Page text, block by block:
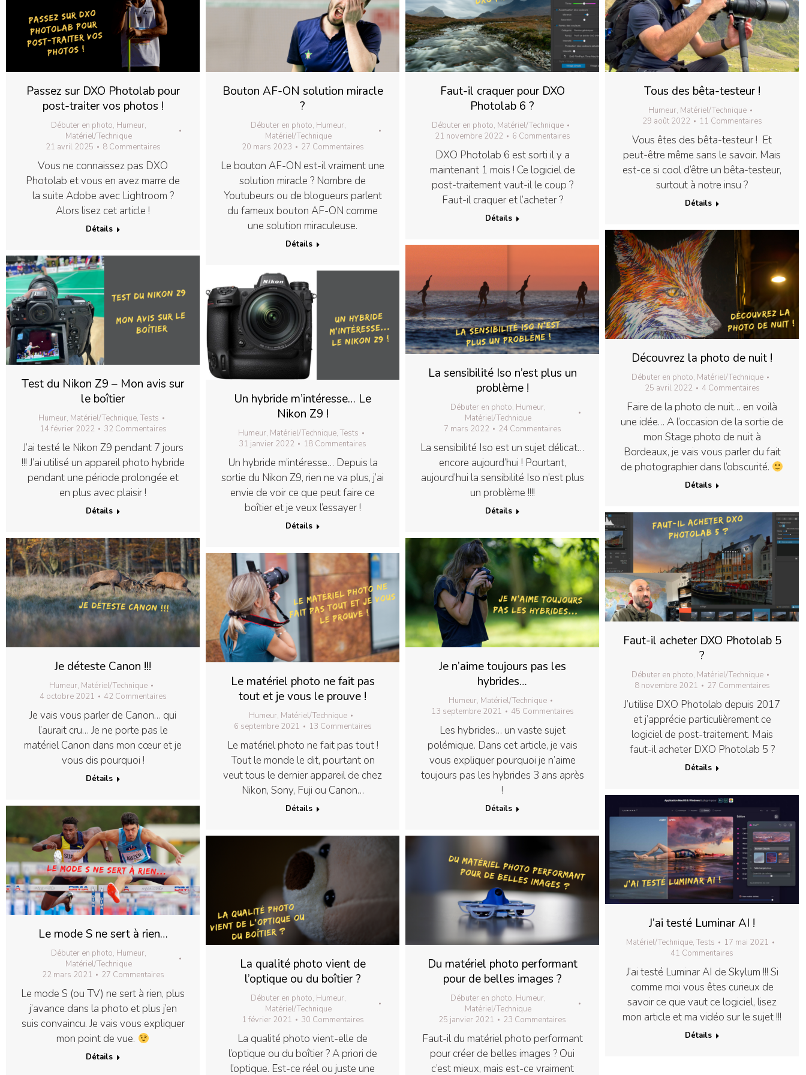
Passez sur DXO Photolab pour
post-traiter vos photos !
Débuter en photo, Humeur,
Matériel/Technique
21 avril 2025
8 Commentaires
Vous ne connaissez pas DXO
Photolab et vous en avez marre de
la suite Adobe avec Lightroom ?
Alors lisez cet article !
Détails
Bouton AF-ON solution miracle
?
Débuter en photo, Humeur,
Matériel/Technique
20 mars 2023
27 Commentaires
Le bouton AF-ON est-il vraiment une
solution miracle ? Nombre de
Youtubeurs ou de blogueurs parlent
du fameux bouton AF-ON comme
une solution miraculeuse.
Détails
Faut-il craquer pour DXO
Photolab 6 ?
Débuter en photo, Matériel/Technique
21 novembre 2022
6 Commentaires
DXO Photolab 6 est sorti il y a
maintenant 1 mois ! Ce logiciel de
post-traitement vaut-il le coup ?
Faut-il craquer et l’acheter ?
Détails
Tous des bêta-testeur !
Humeur, Matériel/Technique
29 août 2022
11 Commentaires
Vous êtes des bêta-testeur ! Et
peut-être même sans le savoir. Mais
est-ce si cool d’être un bêta-testeur,
surtout à notre insu ?
Détails
Découvrez la photo de nuit !
Débuter en photo, Matériel/Technique
25 avril 2022
4 Commentaires
Faire de la photo de nuit… en voilà
une idée… A l’occasion de la sortie de
mon Stage photo de nuit à
Bordeaux, je vais vous parler du fait
de photographier dans l’obscurité.
Détails
La sensibilité Iso n’est plus un
problème !
Débuter en photo, Humeur,
Matériel/Technique
7 mars 2022
24 Commentaires
La sensibilité Iso est un sujet délicat…
encore aujourd’hui ! Pourtant,
aujourd’hui la sensibilité Iso n’est plus
un problème !!!!
Détails
Test du Nikon Z9 – Mon avis sur
le boîtier
Humeur, Matériel/Technique, Tests
14 février 2022
32 Commentaires
J’ai testé le Nikon Z9 pendant 7 jours
!!! J’ai utilisé un appareil photo hybride
pendant une période prolongée et
en plus avec plaisir !
Détails
Un hybride m’intéresse… Le
Nikon Z9 !
Humeur, Matériel/Technique, Tests
31 janvier 2022
18 Commentaires
Un hybride m’intéresse… Depuis la
sortie du Nikon Z9, rien ne va plus, j’ai
envie de voir ce que peut faire ce
boîtier et je veux l’essayer !
Détails
Faut-il acheter DXO Photolab 5
?
Débuter en photo, Matériel/Technique
8 novembre 2021
27 Commentaires
J’utilise DXO Photolab depuis 2017
et j’apprécie particulièrement ce
logiciel de post-traitement. Mais
faut-il acheter DXO Photolab 5 ?
Détails
Je déteste Canon !!!
Humeur, Matériel/Technique
4 octobre 2021
42 Commentaires
Je vais vous parler de Canon… qui
l’aurait cru… Je ne porte pas le
matériel Canon dans mon cœur et je
vous dis pourquoi !
Détails
Je n’aime toujours pas les
hybrides…
Humeur, Matériel/Technique
13 septembre 2021
45 Commentaires
Les hybrides… un vaste sujet
polémique. Dans cet article, je vais
vous expliquer pourquoi je n’aime
toujours pas les hybrides 3 ans après
!
Détails
Le matériel photo ne fait pas
tout et je vous le prouve !
Humeur, Matériel/Technique
6 septembre 2021
13 Commentaires
Le matériel photo ne fait pas tout !
Tout le monde le dit, pourtant on
veut tous le dernier appareil de chez
Nikon, Sony, Fuji ou Canon…
Détails
J’ai testé Luminar AI !
Matériel/Technique, Tests
17 mai 2021
41 Commentaires
J’ai testé Luminar AI de Skylum !!! Si
comme moi vous êtes curieux de
savoir ce que vaut ce logiciel, lisez
mon article et ma vidéo sur le sujet !!!
Détails
Le mode S ne sert à rien…
Débuter en photo, Humeur,
Matériel/Technique
22 mars 2021
27 Commentaires
Le mode S (ou TV) ne sert à rien, plus
j’avance dans la photo et plus j’en
suis convaincu. Je vais vous expliquer
mon point de vue.
Détails
La qualité photo vient de
l’optique ou du boîtier ?
Débuter en photo, Humeur,
Matériel/Technique
1 février 2021
30 Commentaires
La qualité photo vient-elle de
l’optique ou du boîtier ? A priori de
l’optique. Est-ce réel ou juste une
Du matériel photo performant
pour de belles images ?
Débuter en photo, Humeur,
Matériel/Technique
25 janvier 2021
23 Commentaires
Faut-il du matériel photo performant
pour créer de belles images ? Oui
c’est mieux, mais est-ce vraiment